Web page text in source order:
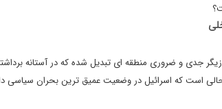
جدی و ضروری منطقه ای تبدیل شده که در آستانه
است که اسرائیل در وضعیت عمیق ترین بحران سیاسی